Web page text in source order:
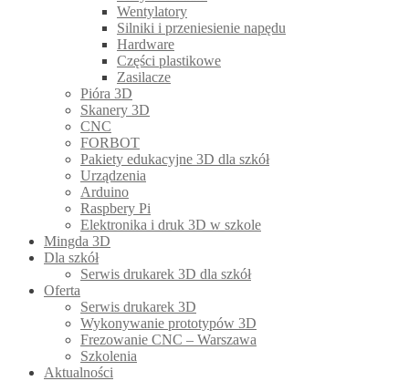
Wentylatory
Silniki i przeniesienie napędu
Hardware
Części plastikowe
Zasilacze
Pióra 3D
Skanery 3D
CNC
FORBOT
Pakiety edukacyjne 3D dla szkół
Urządzenia
Arduino
Raspbery Pi
Elektronika i druk 3D w szkole
Mingda 3D
Dla szkół
Serwis drukarek 3D dla szkół
Oferta
Serwis drukarek 3D
Wykonywanie prototypów 3D
Frezowanie CNC – Warszawa
Szkolenia
Aktualności